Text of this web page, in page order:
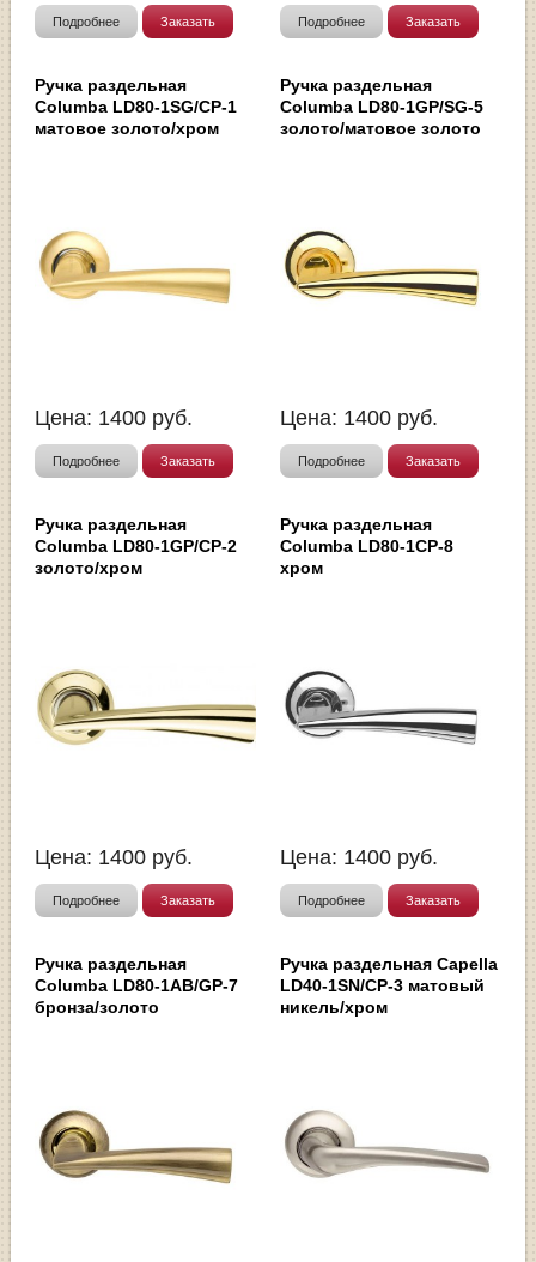
Подробнее Заказать Подробнее Заказать
Ручка раздельная
Columba LD80-1SG/CP-1
матовое золото/хром
Цена: 1400 руб.
Подробнее Заказать
Ручка раздельная
Columba LD80-1GP/SG-5
золото/матовое золото
Цена: 1400 руб.
Подробнее Заказать
Ручка раздельная
Columba LD80-1GP/CP-2
золото/хром
Цена: 1400 руб.
Подробнее Заказать
Ручка раздельная
Columba LD80-1CP-8
хром
Цена: 1400 руб.
Подробнее Заказать
Ручка раздельная
Columba LD80-1AB/GP-7
бронза/золото
Ручка раздельная Capella
LD40-1SN/CP-3 матовый
никель/хром